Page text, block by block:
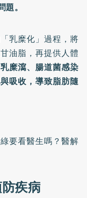
。
乳糜化」過程，將
油脂，再提供人體
糜瀉、腸道菌感染
吸收，導致脂肪隨
要看醫生嗎？醫解
疾病